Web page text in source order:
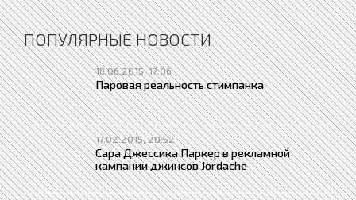
ПОПУЛЯРНЫЕ НОВОСТИ
18.06.2015, 17:06
Паровая реальность стимпанка
17.02.2015, 20:52
Сара Джессика Паркер в рекламной
кампании джинсов Jordache